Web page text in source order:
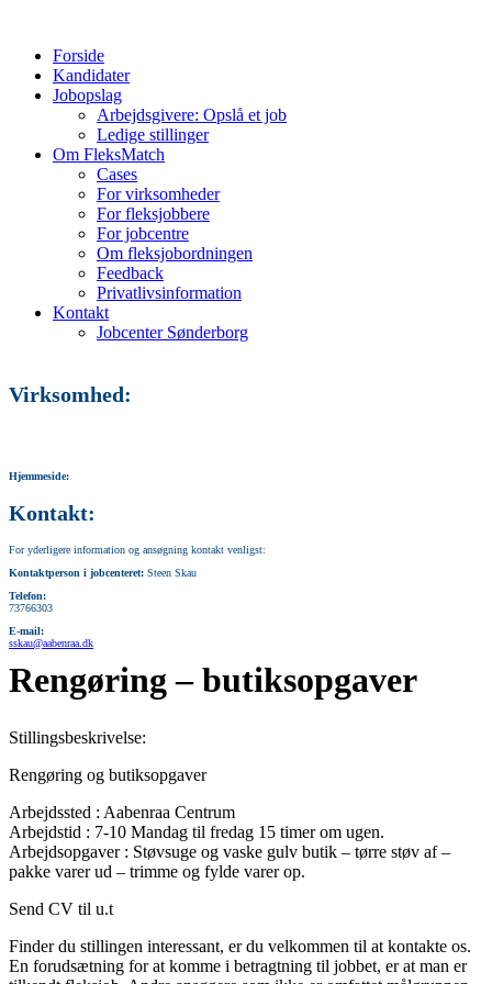
Forside
Kandidater
Jobopslag
Arbejdsgivere: Opslå et job
Ledige stillinger
Om FleksMatch
Cases
For virksomheder
For fleksjobbere
For jobcentre
Om fleksjobordningen
Feedback
Privatlivsinformation
Kontakt
Jobcenter Sønderborg
Virksomhed:
Hjemmeside:
Kontakt:
For yderligere information og ansøgning kontakt venligst:
Kontaktperson i jobcenteret: Steen Skau
Telefon:
73766303
E-mail:
sskau@aabenraa.dk
Rengøring – butiksopgaver
Stillingsbeskrivelse:
Rengøring og butiksopgaver
Arbejdssted : Aabenraa Centrum
Arbejdstid : 7-10 Mandag til fredag 15 timer om ugen.
Arbejdsopgaver : Støvsuge og vaske gulv butik – tørre støv af –
pakke varer ud – trimme og fylde varer op.
Send CV til u.t
Finder du stillingen interessant, er du velkommen til at kontakte os.
En forudsætning for at komme i betragtning til jobbet, er at man er